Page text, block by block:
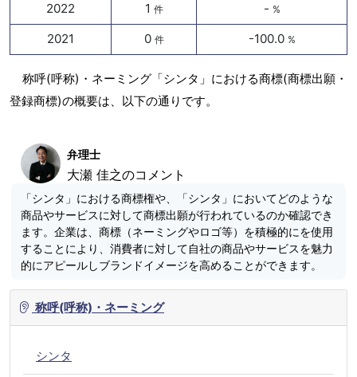
2022 1 件 - %
2021 0 件 -100.0 %
称呼(呼称)・ネーミング「シンタ」における商標(商標出願・
登録商標)の概要は、以下の通りです。
弁理士
大瀬 佳之のコメント
「シンタ」における商標権や、「シンタ」においてどのような
商品やサービスに対して商標出願が行われているのか確認でき
ます。企業は、商標（ネーミングやロゴ等）を積極的にを使用
することにより、消費者に対して自社の商品やサービスを魅力
的にアピールしブランドイメージを高めることができます。
称呼(呼称)・ネーミング
シンタ